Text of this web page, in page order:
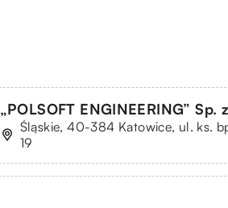
„POLSOFT ENGINEERING” Sp.
Śląskie, 40-384 Katowice, ul. ks.
19